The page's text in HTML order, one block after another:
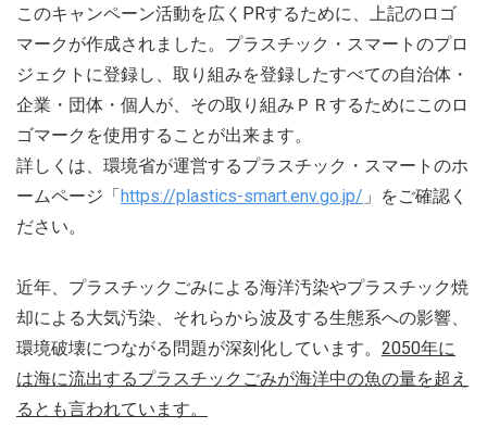
このキャンペーン活動を広くPRするために、上記のロゴ
マークが作成されました。プラスチック・スマートのプロ
ジェクトに登録し、取り組みを登録したすべての自治体・
企業・団体・個人が、その取り組みＰＲするためにこのロ
ゴマークを使用することが出来ます。
詳しくは、環境省が運営するプラスチック・スマートのホ
ームページ「 https://plastics-smart.env.go.jp/ 」をご確認く
ださい。
近年、プラスチックごみによる海洋汚染やプラスチック焼
却による大気汚染、それらから波及する生態系への影響、
環境破壊につながる問題が深刻化しています。 2050年に
は海に流出するプラスチックごみが海洋中の魚の量を超え
るとも言われています。